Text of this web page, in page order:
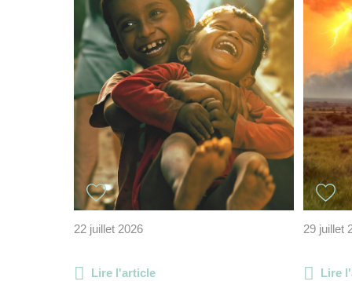
22 juillet 2026
Lire l'article
29 juillet
Lire